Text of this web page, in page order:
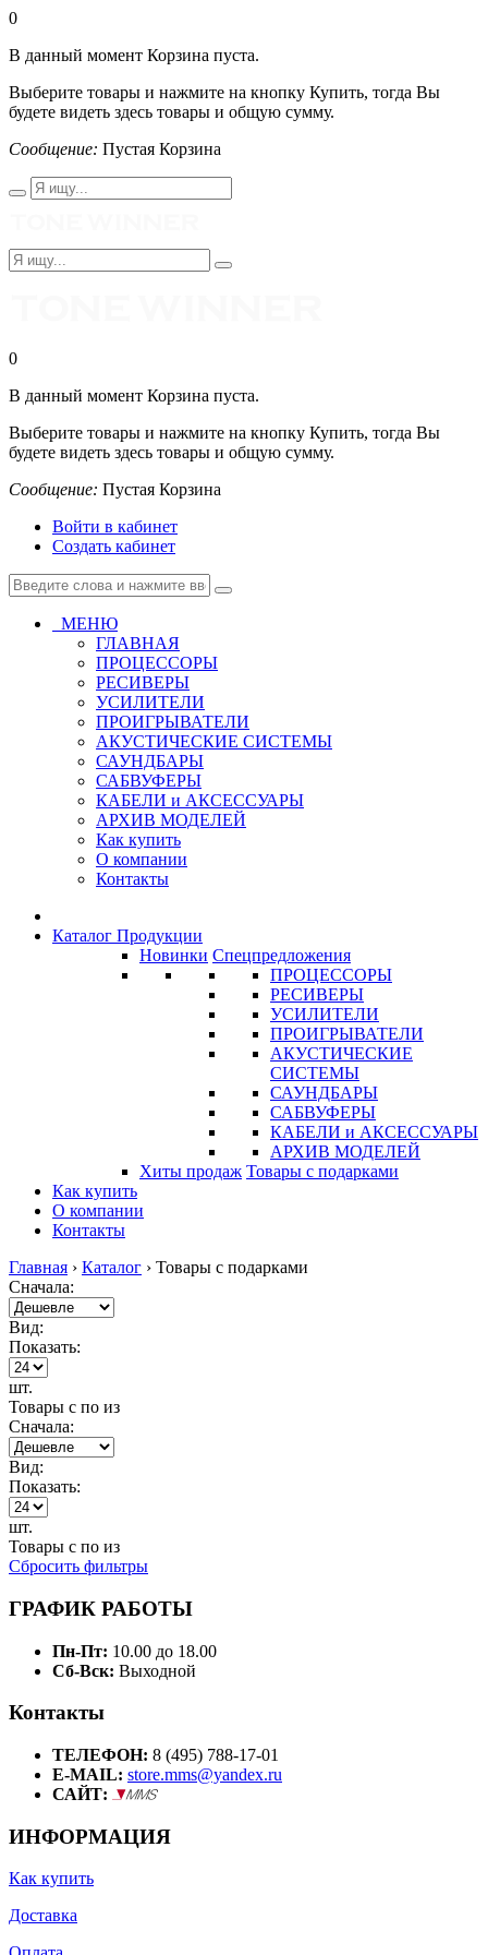
0
В данный момент Корзина пуста.
Выберите товары и нажмите на кнопку Купить, тогда Вы
будете видеть здесь товары и общую сумму.
Сообщение: Пустая Корзина
0
В данный момент Корзина пуста.
Выберите товары и нажмите на кнопку Купить, тогда Вы
будете видеть здесь товары и общую сумму.
Сообщение: Пустая Корзина
Войти в кабинет
Создать кабинет
МЕНЮ
ГЛАВНАЯ
ПРОЦЕССОРЫ
РЕСИВЕРЫ
УСИЛИТЕЛИ
ПРОИГРЫВАТЕЛИ
АКУСТИЧЕСКИЕ СИСТЕМЫ
САУНДБАРЫ
САБВУФЕРЫ
КАБЕЛИ и АКСЕССУАРЫ
АРХИВ МОДЕЛЕЙ
Как купить
О компании
Контакты
Каталог Продукции
Новинки Спецпредложения
ПРОЦЕССОРЫ
РЕСИВЕРЫ
УСИЛИТЕЛИ
ПРОИГРЫВАТЕЛИ
АКУСТИЧЕСКИЕ
СИСТЕМЫ
САУНДБАРЫ
САБВУФЕРЫ
КАБЕЛИ и АКСЕССУАРЫ
АРХИВ МОДЕЛЕЙ
Хиты продаж Товары с подарками
Как купить
О компании
Контакты
Главная › Каталог › Товары с подарками
Сначала:
Вид:
Показать:
шт.
Товары с по из
Сначала:
Вид:
Показать:
шт.
Товары с по из
Сбросить фильтры
ГРАФИК РАБОТЫ
Пн-Пт: 10.00 до 18.00
Сб-Вск: Выходной
Контакты
ТЕЛЕФОН: 8 (495) 788-17-01
E-MAIL: store.mms@yandex.ru
САЙТ:
ИНФОРМАЦИЯ
Как купить
Доставка